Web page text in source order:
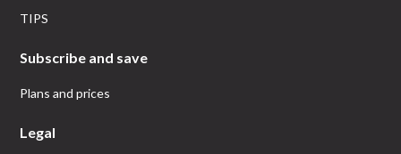
TIPS
Subscribe and save
Plans and prices
Legal